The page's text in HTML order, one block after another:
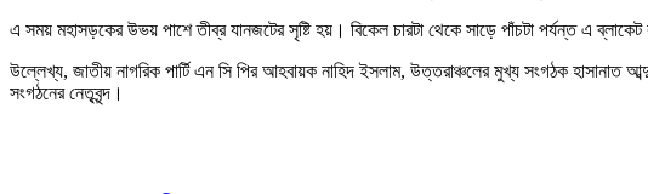
এ সময় মহাসড়কের উভয় পাশে তীব্র যানজটের সৃষ্টি হয়। বিকেল চারটা থেকে সাড়ে পাঁচটা পর্যন্ত এ ব্লাকেট
উল্লেখ্য, জাতীয় নাগরিক পার্টি এন সি পির আহবায়ক নাহিদ ইসলাম, উত্তরাঞ্চলের মুখ্য সংগঠক হাসানাত
সংগঠনের নেতৃবৃন্দ।